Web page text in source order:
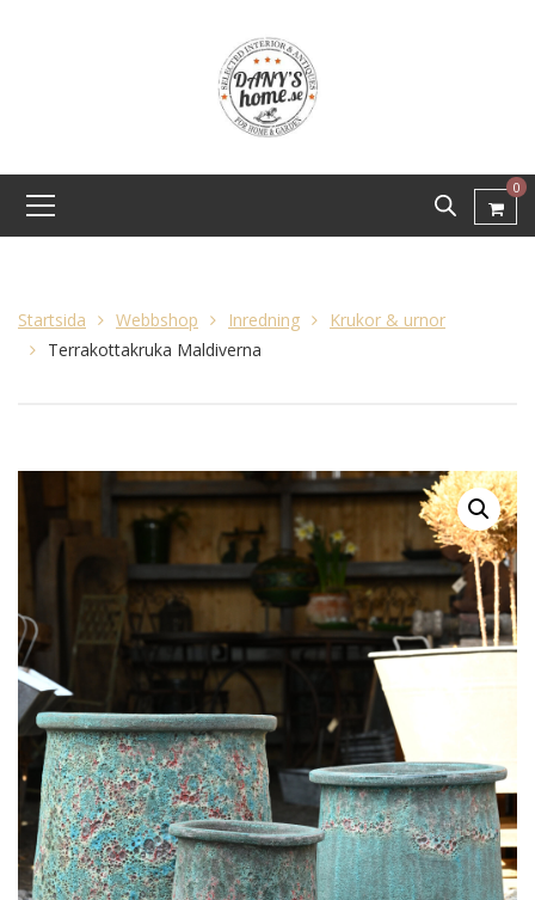
0
Startsida Webbshop Inredning
Krukor & urnor
Terrakottakruka Maldiverna